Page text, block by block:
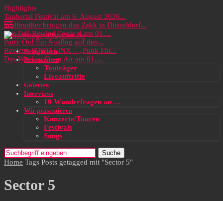
Highlights
Taubertal Festival am 6. August 2026...
Wolfmother bringen das Zakk in Düsseldorf...
Das Full Rewind Festival am 01....
Party On! Ein Ausflug auf den...
Review: SOKO LiNX – „Punk Für...
Das Wacken Open Air am 01....
Neuigkeiten
Rezensionen
Tonträger
Liveauftritte
Galerien
Interviews
10 Wunderfragen an …
Wir präsentieren
Konzerte/Touren
Festivals
Songs
Suche
Home Tags Posts getagged mit "Sector 5"
Sector 5